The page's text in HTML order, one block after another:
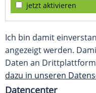
jetzt aktivieren
Ich bin damit
angezeigt werden.
Daten an
dazu in unseren
Datencenter